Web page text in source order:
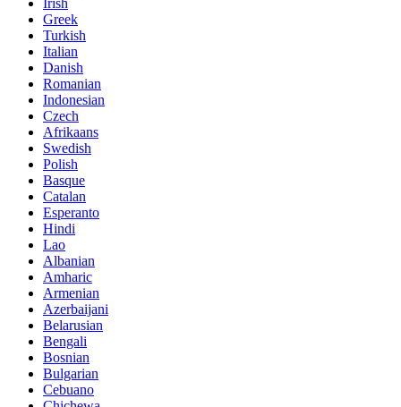
Irish
Greek
Turkish
Italian
Danish
Romanian
Indonesian
Czech
Afrikaans
Swedish
Polish
Basque
Catalan
Esperanto
Hindi
Lao
Albanian
Amharic
Armenian
Azerbaijani
Belarusian
Bengali
Bosnian
Bulgarian
Cebuano